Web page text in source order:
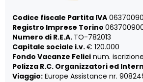
Codice fiscale Partita IVA
Registro Imprese Torino
Numero di R.E.A. TO-782013
Capitale sociale i.v.€ 120.000
Fondo Vacanze Felici num.
Polizza R.C. Organizzatori ed
Viaggio: Europe Assistance nr.